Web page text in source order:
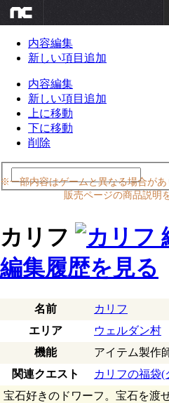
内容編集
新しい項目追加
内容編集
新しい項目追加
上に移動
下に移動
削除
※一部内容はゲームと異なる場合が
販売ページの商品説明
カリフ
編集履歴を見る
名前
カリフ
エリア
ウェルダン村
機能
アイテム製作
関連クエスト
カリフの福袋(
宝石好きのドワーフ。宝石を渡